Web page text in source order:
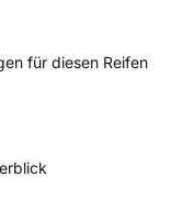
für diesen Reifen